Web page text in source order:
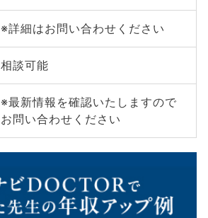
※詳細はお問い合わせください
相談可能
※最新情報を確認いたしますので
お問い合わせください